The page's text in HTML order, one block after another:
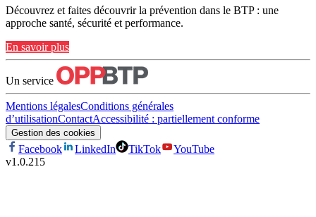
Découvrez et faites découvrir la prévention dans le BTP : une
approche santé, sécurité et performance.
En savoir plus
Un service
Mentions légalesConditions générales
d’utilisationContactAccessibilité : partiellement conforme
Gestion des cookies
Facebook LinkedIn TikTok
YouTube
v1.0.215